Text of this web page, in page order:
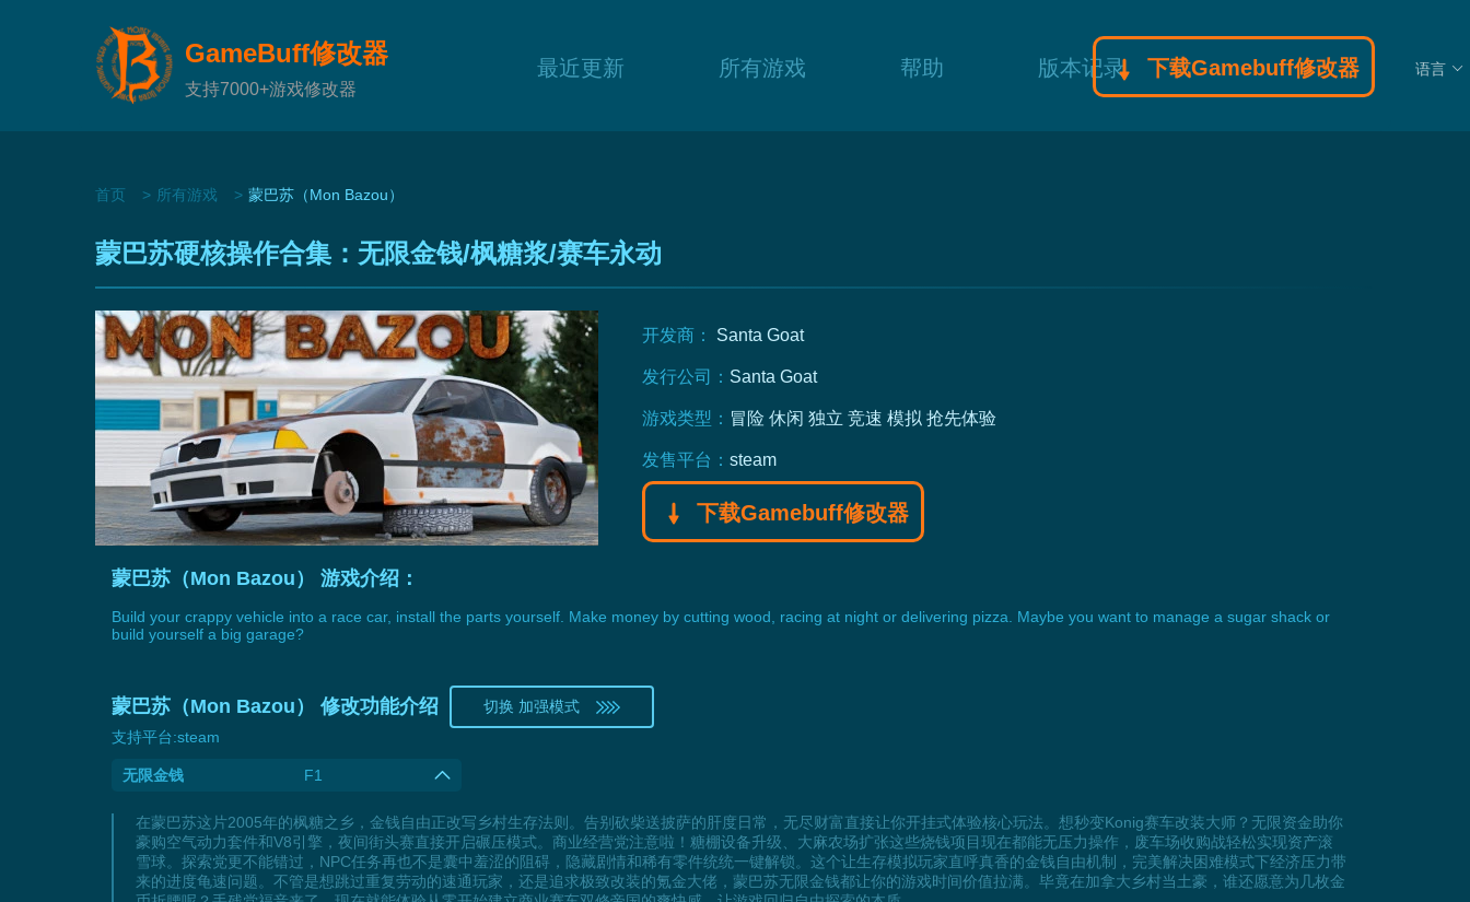
GameBuff修改器
支持7000+游戏修改器
最近更新 所有游戏 帮助 版本记录 下载Gamebuff修改器 语言
首页 所有游戏 蒙巴苏（Mon Bazou）
蒙巴苏硬核操作合集：无限金钱/枫糖浆/赛车永动
开发商： Santa Goat
发行公司： Santa Goat
游戏类型： 冒险 休闲 独立 竞速 模拟 抢先体验
发售平台： steam
下载Gamebuff修改器
蒙巴苏（Mon Bazou） 游戏介绍：
Build your crappy vehicle into a race car, install the parts yourself. Make money by cutting wood, racing at night or delivering pizza. Maybe you want to manage a sugar shack or
build yourself a big garage?
蒙巴苏（Mon Bazou） 修改功能介绍
切换 加强模式
支持平台:steam
无限金钱 F1
在蒙巴苏这片2005年的枫糖之乡，金钱自由正改写乡村生存法则。告别砍柴送披萨的肝度日常，无尽财富直接让你开挂式体验核心玩法。想秒变Konig赛车改装大师？无限资金助你
豪购空气动力套件和V8引擎，夜间街头赛直接开启碾压模式。商业经营党注意啦！糖棚设备升级、大麻农场扩张这些烧钱项目现在都能无压力操作，废车场收购战轻松实现资产滚
雪球。探索党更不能错过，NPC任务再也不是囊中羞涩的阻碍，隐藏剧情和稀有零件统统一键解锁。这个让生存模拟玩家直呼真香的金钱自由机制，完美解决困难模式下经济压力带
来的进度龟速问题。不管是想跳过重复劳动的速通玩家，还是追求极致改装的氪金大佬，蒙巴苏无限金钱都让你的游戏时间价值拉满。毕竟在加拿大乡村当土豪，谁还愿意为几枚金